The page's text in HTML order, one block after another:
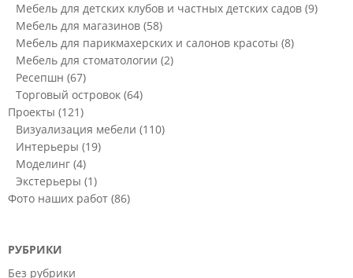
Мебель для детских клубов и частных детских садов (9)
Мебель для магазинов (58)
Мебель для парикмахерских и салонов красоты (8)
Мебель для стоматологии (2)
Ресепшн (67)
Торговый островок (64)
Проекты (121)
Визуализация мебели (110)
Интерьеры (19)
Моделинг (4)
Экстерьеры (1)
Фото наших работ (86)
РУБРИКИ
Без рубрики